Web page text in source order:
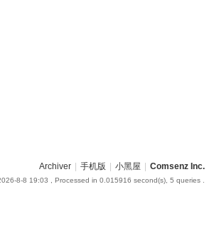
Archiver 手机版 小黑屋 Comsenz Inc.
8-8 19:03 , Processed in 0.015916 second(s), 5 queries .